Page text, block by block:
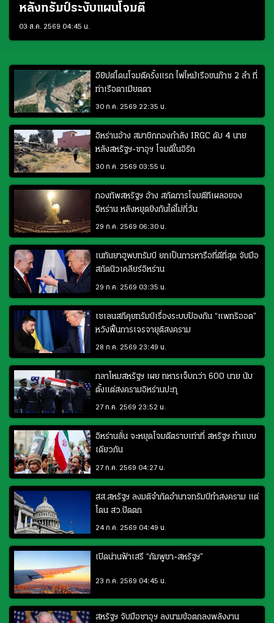
หลังทรัมป์ระงับแผนโจมตี
03 ส.ค. 2569 04:45 น.
อียิปต์โดนโจมตีครั้งแรก ไฟไหม้เรือขนก๊าซ 2 ลำ ที่
ท่าเรือดาเมียตตา
30 ก.ค. 2569 22:35 น.
อิหร่านอ้าง สมาชิกกองกำลัง IRGC ดับ 4 นาย
หลังสหรัฐฯ-ซาอุฯ โจมตีในอิรัก
30 ก.ค. 2569 03:55 น.
กองทัพสหรัฐฯ อ้าง สกัดการโจมตีทีเผลอของ
อิหร่าน หลังหยุดยิงกันได้ไม่กี่วัน
29 ก.ค. 2569 06:30 น.
เนทันยาฮูพบทรัมป์ ยกเป็นการหารือที่ดีที่สุด จับมือ
สกัดนิวเคลียร์อิหร่าน
29 ก.ค. 2569 03:35 น.
เซเลนสกีคุยทรัมป์เรื่องระบบป้องกัน “แพทริออต”
หวังฟื้นการเจรจายุติสงคราม
28 ก.ค. 2569 23:49 น.
กลาโหมสหรัฐฯ เผย ทหารเจ็บกว่า 600 นาย นับ
ตั้งแต่สงครามอิหร่านปะทุ
27 ก.ค. 2569 23:52 น.
อิหร่านลั่น จะหยุดโจมตีตราบเท่าที่ สหรัฐฯ ทำแบบ
เดียวกัน
27 ก.ค. 2569 04:27 น.
สส.สหรัฐฯ ลงมติจำกัดอำนาจทรัมป์ทำสงคราม แต่
โดน สว.ปัดตก
24 ก.ค. 2569 04:49 น.
เปิดน่านฟ้าเสรี “กัมพูชา-สหรัฐฯ”
23 ก.ค. 2569 04:45 น.
สหรัฐฯ จับมือซาอุฯ ลงนามข้อตกลงพลังงาน